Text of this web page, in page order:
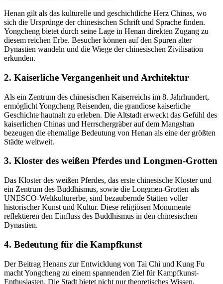
Henan gilt als das kulturelle und geschichtliche Herz Chinas, wo
sich die Ursprünge der chinesischen Schrift und Sprache finden.
Yongcheng bietet durch seine Lage in Henan direkten Zugang zu
diesem reichen Erbe. Besucher können auf den Spuren alter
Dynastien wandeln und die Wiege der chinesischen Zivilisation
erkunden.
2. Kaiserliche Vergangenheit und Architektur
Als ein Zentrum des chinesischen Kaiserreichs im 8. Jahrhundert,
ermöglicht Yongcheng Reisenden, die grandiose kaiserliche
Geschichte hautnah zu erleben. Die Altstadt erweckt das Gefühl des
kaiserlichen Chinas und Herrschergräber auf dem Mangshan
bezeugen die ehemalige Bedeutung von Henan als eine der größten
Städte weltweit.
3. Kloster des weißen Pferdes und Longmen-Grotten
Das Kloster des weißen Pferdes, das erste chinesische Kloster und
ein Zentrum des Buddhismus, sowie die Longmen-Grotten als
UNESCO-Weltkulturerbe, sind bezaubernde Stätten voller
historischer Kunst und Kultur. Diese religiösen Monumente
reflektieren den Einfluss des Buddhismus in den chinesischen
Dynastien.
4. Bedeutung für die Kampfkunst
Der Beitrag Henans zur Entwicklung von Tai Chi und Kung Fu
macht Yongcheng zu einem spannenden Ziel für Kampfkunst-
Enthusiasten. Die Stadt bietet nicht nur theoretisches Wissen,